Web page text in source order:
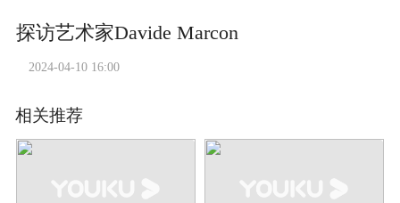
探访艺术家Davide Marcon
2024-04-10 16:00
相关推荐